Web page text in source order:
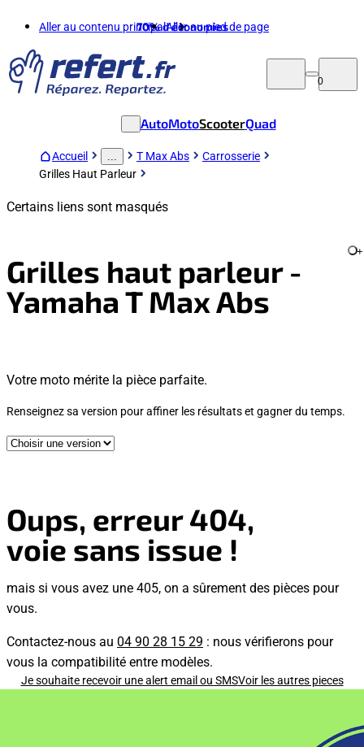
Aller au contenu principalAller au pied de page
70%d'économies
0
AutoMotoScooterQuad
Accueil T Max Abs
Carrosserie
Grilles Haut Parleur
Certains liens sont masqués
Grilles haut parleur -
Yamaha T Max Abs
+
Votre moto mérite la pièce parfaite.
Renseignez sa version pour affiner les résultats et gagner du temps.
Oups, erreur 404,
voie sans issue !
mais si vous avez une 405, on a sûrement des pièces pour
vous.
Contactez-nous au 04 90 28 15 29 : nous vérifierons pour
vous la compatibilité entre modèles.
Je souhaite recevoir une alert email ou SMSVoir les autres pieces